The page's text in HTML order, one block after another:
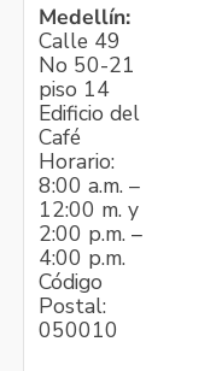
Medellín:
Calle 49
No 50-21
piso 14
Edificio del
Café
Horario:
8:00 a.m. –
12:00 m. y
2:00 p.m. –
4:00 p.m.
Código
Postal:
050010